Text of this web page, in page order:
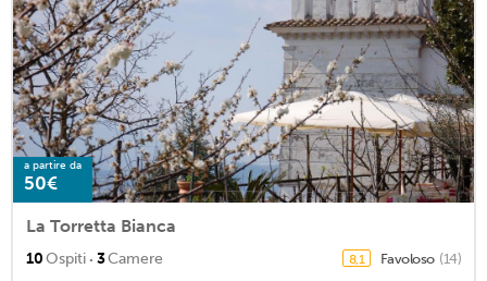
a partire da
50€
La Torretta Bianca
10Ospiti · 3Camere 8,1 Favoloso (14)